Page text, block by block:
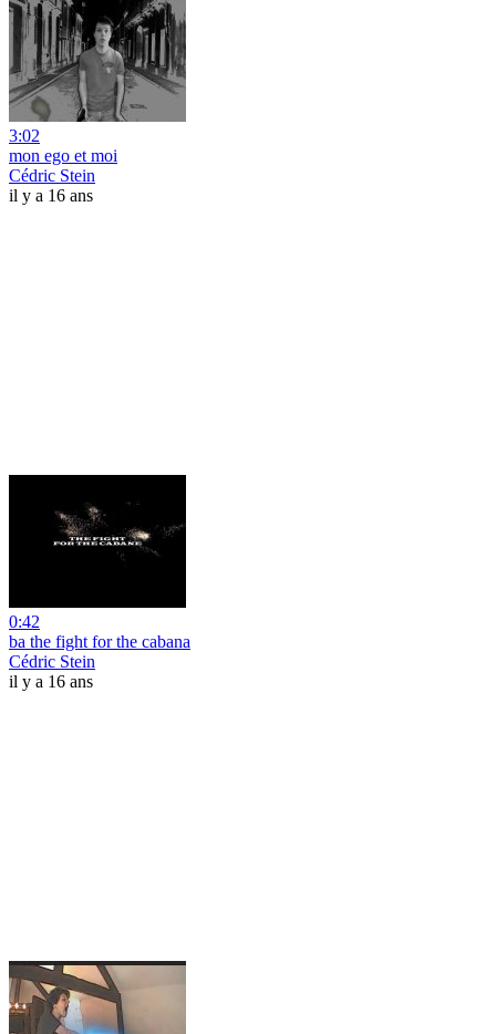
3:02
mon ego et moi
Cédric Stein
il y a 16 ans
0:42
ba the fight for the cabana
Cédric Stein
il y a 16 ans